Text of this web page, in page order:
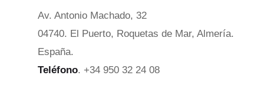
Av. Antonio Machado, 32
04740. El Puerto, Roquetas de Mar, Almería.
España.
Teléfono. +34 950 32 24 08